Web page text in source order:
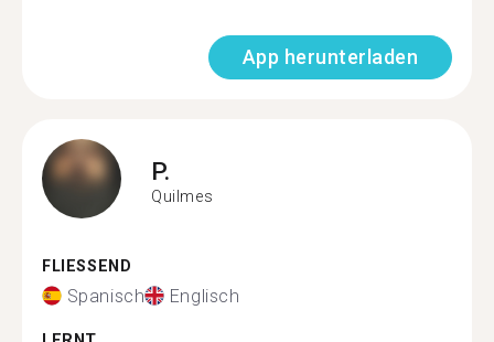
App herunterladen
P.
Quilmes
FLIESSEND
Spanisch Englisch